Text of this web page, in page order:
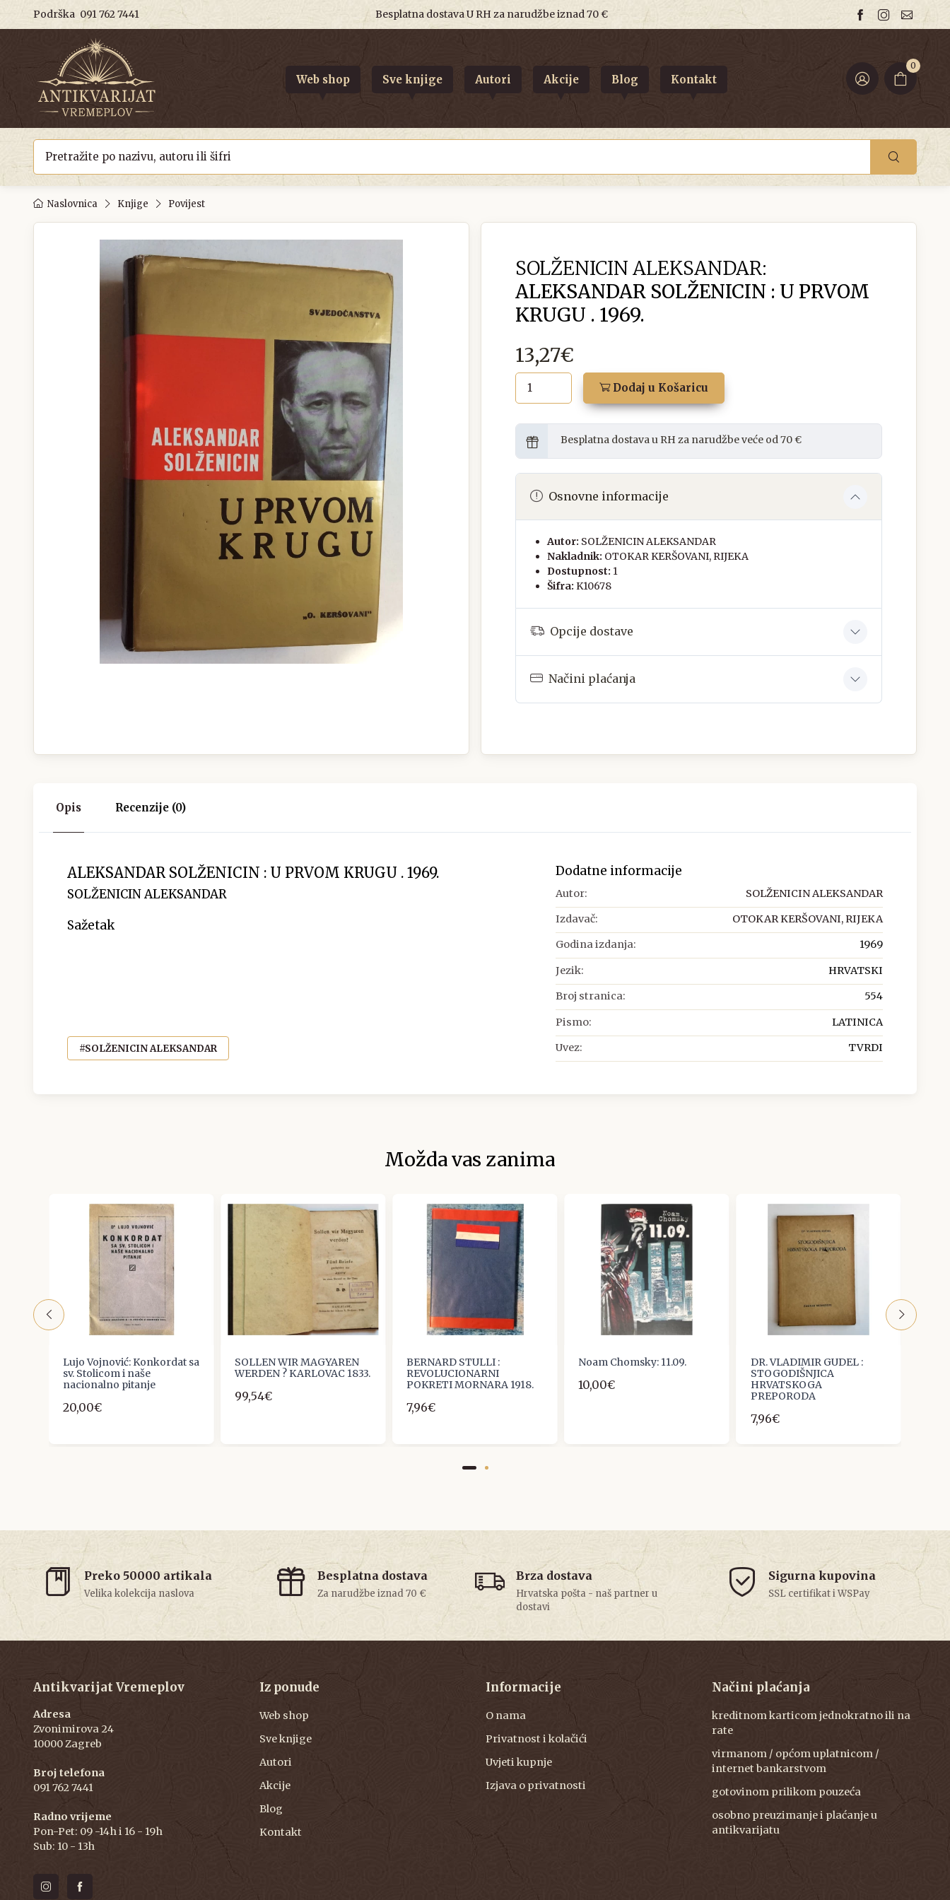
Podrška 091 762 7441 Besplatna dostava U RH za narudžbe iznad 70 €
0
Web shop Sve knjige Autori Akcije Blog Kontakt
Naslovnica Knjige Povijest
SOLŽENICIN ALEKSANDAR:
ALEKSANDAR SOLŽENICIN : U PRVOM
KRUGU . 1969.
13,27€
Dodaj u Košaricu
Besplatna dostava u RH za narudžbe veće od 70 €
Osnovne informacije
Autor: SOLŽENICIN ALEKSANDAR
Nakladnik: OTOKAR KERŠOVANI, RIJEKA
Dostupnost: 1
Šifra: K10678
Opcije dostave
Načini plaćanja
Opis Recenzije (0)
ALEKSANDAR SOLŽENICIN : U PRVOM KRUGU . 1969.
SOLŽENICIN ALEKSANDAR
Sažetak
#SOLŽENICIN ALEKSANDAR
Dodatne informacije
Autor: SOLŽENICIN ALEKSANDAR
Izdavač: OTOKAR KERŠOVANI, RIJEKA
Godina izdanja: 1969
Jezik: HRVATSKI
Broj stranica: 554
Pismo: LATINICA
Uvez: TVRDI
Možda vas zanima
Lujo Vojnović: Konkordat sa
sv. Stolicom i naše
nacionalno pitanje
20,00€
SOLLEN WIR MAGYAREN
WERDEN ? KARLOVAC 1833.
99,54€
BERNARD STULLI :
REVOLUCIONARNI
POKRETI MORNARA 1918.
7,96€
Noam Chomsky: 11.09.
10,00€
DR. VLADIMIR GUDEL :
STOGODIŠNJICA
HRVATSKOGA
PREPORODA
7,96€
Preko 50000 artikala
Velika kolekcija naslova
Besplatna dostava
Za narudžbe iznad 70 €
Brza dostava
Hrvatska pošta - naš partner u
dostavi
Sigurna kupovina
SSL certifikat i WSPay
Antikvarijat Vremeplov
Adresa
Zvonimirova 24
10000 Zagreb
Broj telefona
091 762 7441
Radno vrijeme
Pon-Pet: 09 -14h i 16 - 19h
Sub: 10 - 13h
Iz ponude
Web shop
Sve knjige
Autori
Akcije
Blog
Kontakt
Informacije
O nama
Privatnost i kolačići
Uvjeti kupnje
Izjava o privatnosti
Načini plaćanja
kreditnom karticom jednokratno ili na
rate
virmanom / općom uplatnicom /
internet bankarstvom
gotovinom prilikom pouzeća
osobno preuzimanje i plaćanje u
antikvarijatu